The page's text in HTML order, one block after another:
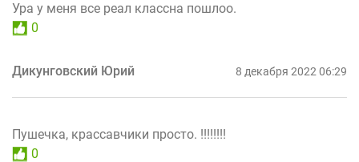
Ура у меня все реал классна пошлоо.
0
Дикунговский Юрий 8 декабря 2022 06:29
Пушечка, крассавчики просто. !!!!!!!!
0